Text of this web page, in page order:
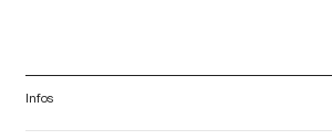
Infos